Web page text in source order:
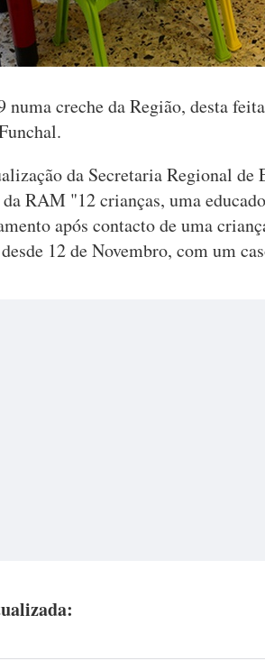
numa creche da Região, desta
da Secretaria Regional de
RAM "12 crianças, uma
após contacto de uma
12 de Novembro, com um